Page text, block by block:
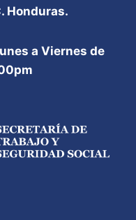
Honduras.
a Viernes de